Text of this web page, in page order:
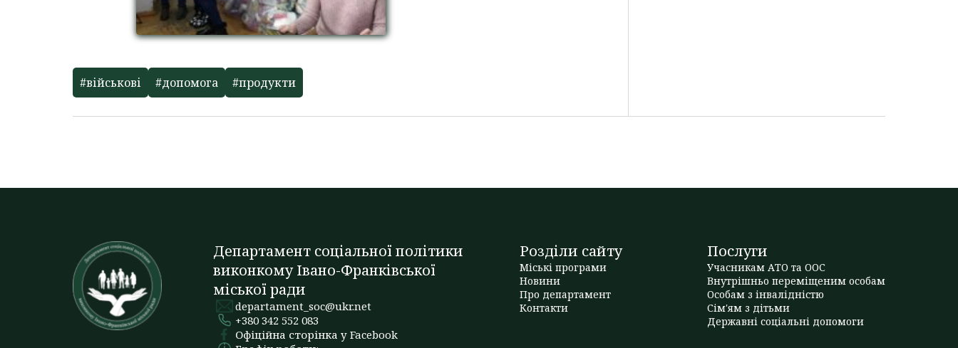
#військові #допомога #продукти
Департамент соціальної політики
виконкому Івано-Франківської
міської ради
departament_soc@ukr.net
+380 342 552 083
Офіційна сторінка у Facebook
Розділи сайту
Міські програми
Новини
Про департамент
Контакти
Послуги
Учасникам АТО та ООС
Внутрішньо переміщеним особам
Особам з інвалідністю
Сім'ям з дітьми
Державні соціальні допомоги